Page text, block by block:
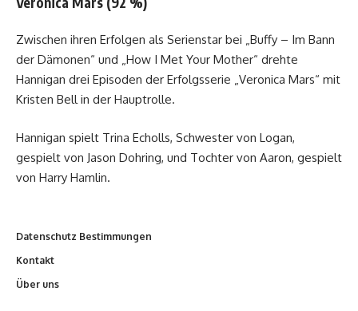
Zwischen ihren Erfolgen als Serienstar bei „Buffy – Im Bann
der Dämonen“ und „How I Met Your Mother“ drehte
Hannigan drei Episoden der Erfolgsserie „Veronica Mars“ mit
Kristen Bell in der Hauptrolle.
Hannigan spielt Trina Echolls, Schwester von Logan,
gespielt von Jason Dohring, und Tochter von Aaron, gespielt
von Harry Hamlin.
Datenschutz Bestimmungen
Kontakt
Über uns